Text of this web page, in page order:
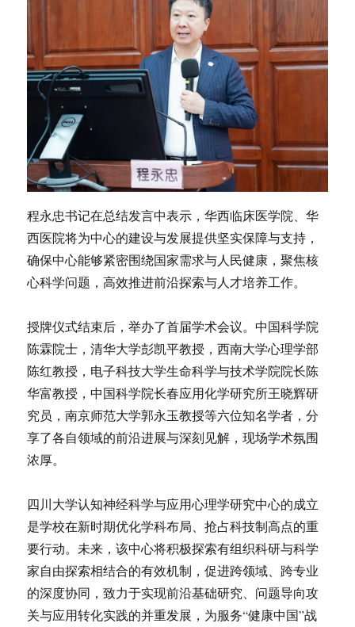
程永忠书记在总结发言中表示，华西临床医学院、华
西医院将为中心的建设与发展提供坚实保障与支持，
确保中心能够紧密围绕国家需求与人民健康，聚焦核
心科学问题，高效推进前沿探索与人才培养工作。
授牌仪式结束后，举办了首届学术会议。中国科学院
陈霖院士，清华大学彭凯平教授，西南大学心理学部
陈红教授，电子科技大学生命科学与技术学院院长陈
华富教授，中国科学院长春应用化学研究所王晓辉研
究员，南京师范大学郭永玉教授等六位知名学者，分
享了各自领域的前沿进展与深刻见解，现场学术氛围
浓厚。
四川大学认知神经科学与应用心理学研究中心的成立
是学校在新时期优化学科布局、抢占科技制高点的重
要行动。未来，该中心将积极探索有组织科研与科学
家自由探索相结合的有效机制，促进跨领域、跨专业
的深度协同，致力于实现前沿基础研究、问题导向攻
关与应用转化实践的并重发展，为服务“健康中国”战